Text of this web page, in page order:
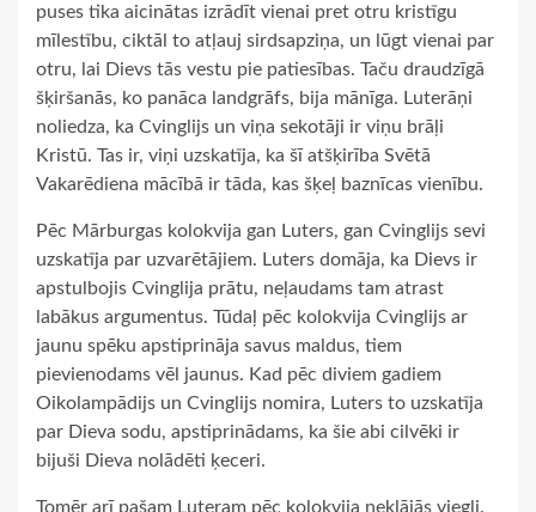
puses tika aicinātas izrādīt vienai pret otru kristīgu
mīlestību, ciktāl to atļauj sirdsapziņa, un lūgt vienai par
otru, lai Dievs tās vestu pie patiesības. Taču draudzīgā
šķiršanās, ko panāca landgrāfs, bija mānīga. Luterāņi
noliedza, ka Cvinglijs un viņa sekotāji ir viņu brāļi
Kristū. Tas ir, viņi uzskatīja, ka šī atšķirība Svētā
Vakarēdiena mācībā ir tāda, kas šķeļ baznīcas vienību.
Pēc Mārburgas kolokvija gan Luters, gan Cvinglijs sevi
uzskatīja par uzvarētājiem. Luters domāja, ka Dievs ir
apstulbojis Cvinglija prātu, neļaudams tam atrast
labākus argumentus. Tūdaļ pēc kolokvija Cvinglijs ar
jaunu spēku apstiprināja savus maldus, tiem
pievienodams vēl jaunus. Kad pēc diviem gadiem
Oikolampādijs un Cvinglijs nomira, Luters to uzskatīja
par Dieva sodu, apstiprinādams, ka šie abi cilvēki ir
bijuši Dieva nolādēti ķeceri.
Tomēr arī pašam Luteram pēc kolokvija neklājās viegli.